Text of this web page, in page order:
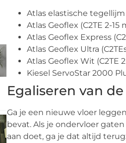
Atlas elastische tegellijm
Atlas Geoflex (C2TE 2-15
Atlas Geoflex Express
Atlas Geoflex Ultra
Atlas Geoflex Wit (C2TE
Kiesel ServoStar 2000
Egaliseren van
Ga je een nieuwe vloer
bevat. Als je ondervloer
aan doet, ga je dat altijd